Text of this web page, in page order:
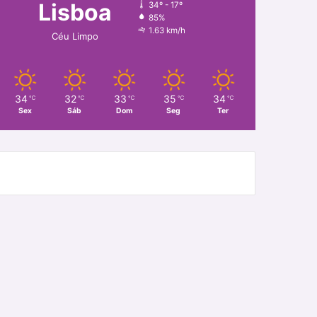
Lisboa
Céu Limpo
34º - 17º
85%
1.63 km/h
34 ℃
Sex
32 ℃
Sáb
33 ℃
Dom
35 ℃
Seg
34 ℃
Ter